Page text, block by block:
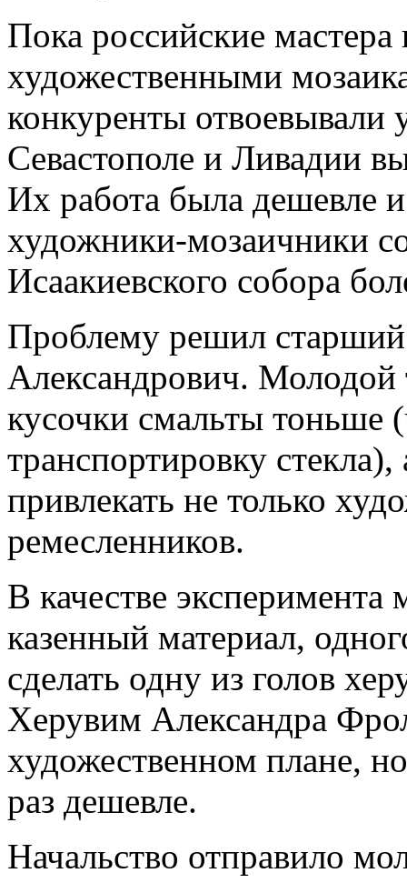
Пока российские
художественными
конкуренты
Севастополе и Ливадии
Их работа была дешевле
художники-мозаичники
Исаакиевского собора
Проблему решил
Александрович. Молодой
кусочки смальты тоньше
транспортировку
привлекать не только
ремесленников.
В качестве
казенный материал,
сделать одну из голов
Херувим Александра
художественном плане,
раз дешевле.
Начальство отправило